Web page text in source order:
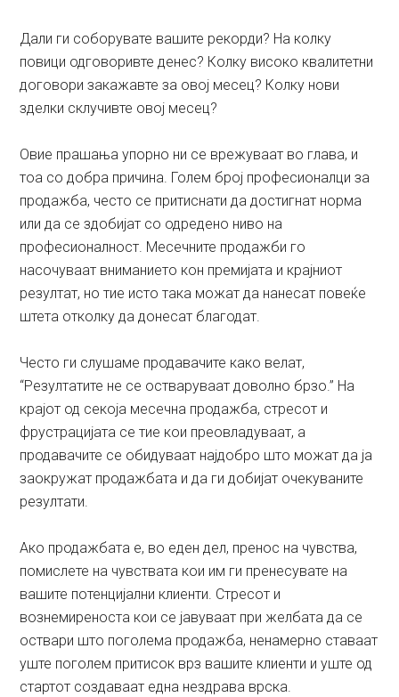
Дали ги соборувате вашите рекорди? На колку
повици одговоривте денес? Колку високо квалитетни
договори закажавте за овој месец? Колку нови
зделки склучивте овој месец?
Овие прашања упорно ни се врежуваат во глава, и
тоа со добра причина. Голем број професионалци за
продажба, често се притиснати да достигнат норма
или да се здобијат со одредено ниво на
професионалност. Месечните продажби го
насочуваат вниманието кон премијата и крајниот
резултат, но тие исто така можат да нанесат повеќе
штета отколку да донесат благодат.
Често ги слушаме продавачите како велат,
“Резултатите не се остваруваат доволно брзо.” На
крајот од секоја месечна продажба, стресот и
фрустрацијата се тие кои преовладуваат, а
продавачите се обидуваат најдобро што можат да ја
заокружат продажбата и да ги добијат очекуваните
резултати.
Ако продажбата е, во еден дел, пренос на чувства,
помислете на чувствата кои им ги пренесувате на
вашите потенцијални клиенти. Стресот и
вознемиреноста кои се јавуваат при желбата да се
оствари што поголема продажба, ненамерно ставаат
уште поголем притисок врз вашите клиенти и уште од
стартот создаваат една нездрава врска.